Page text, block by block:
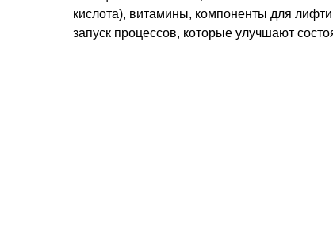
кислота), витамины, компоненты для
запуск процессов, которые улучшают